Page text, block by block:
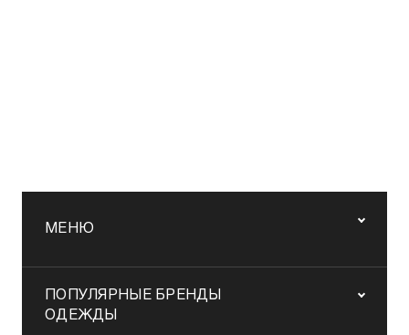
МЕНЮ
ПОПУЛЯРНЫЕ БРЕНДЫ
ОДЕЖДЫ